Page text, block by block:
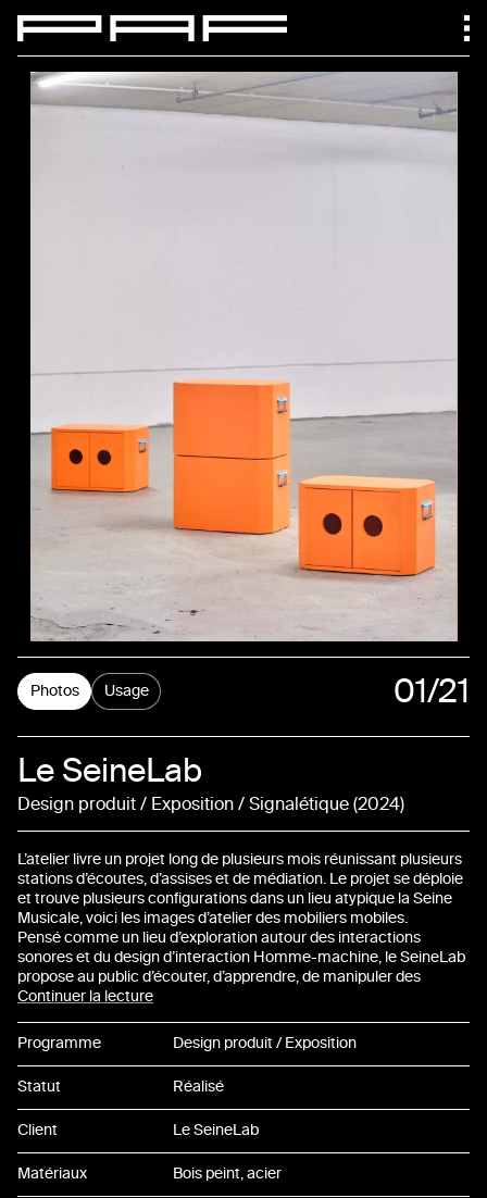
Le SeineLab
Design produit / Exposition / Signalétique 2024
L’atelier livre un projet long de plusieurs mois réunissant plusieurs
stations d’écoutes, d’assises et de médiation. Le projet se déploie
et trouve plusieurs configurations dans un lieu atypique la Seine
Musicale, voici les images d’atelier des mobiliers mobiles.
Pensé comme un lieu d’exploration autour des interactions
sonores et du design d’interaction Homme-machine, le SeineLab
propose au public d’écouter, d’apprendre, de manipuler des
installations, de découvrir des œuvres et des artistes en cours de
contemporaine et permet à chacun de s’approprier l’innovation
musicale par l’expérimentation et des démarches créatives.
Continuer la lecture
Programme Design produit / Exposition
Statut Réalisé
Client Le SeineLab
Matériaux Bois peint, acier
Photos Usage
01
02
03
04
05
06
07
08
/21